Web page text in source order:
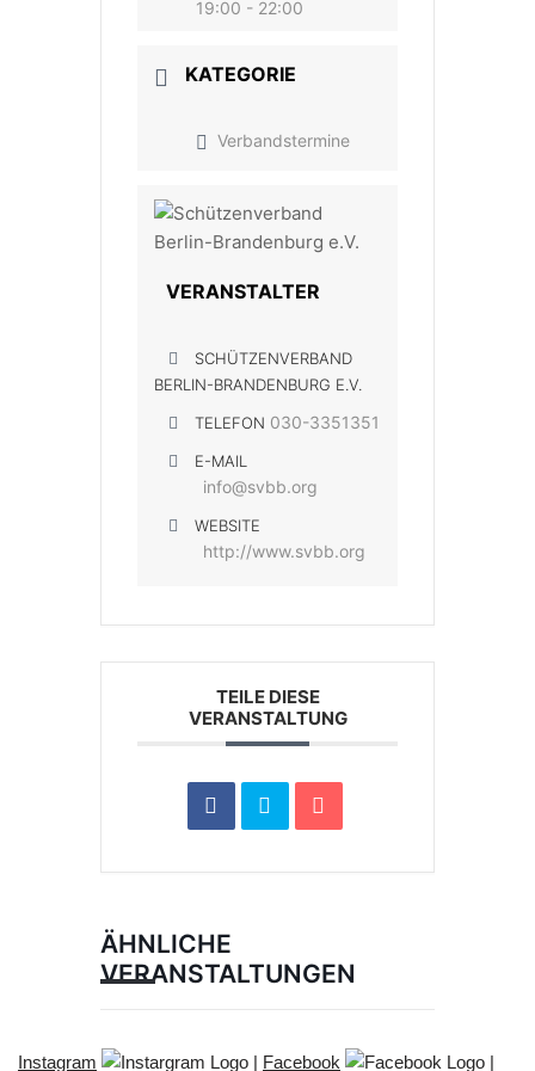
19:00 - 22:00
KATEGORIE
Verbandstermine
VERANSTALTER
SCHÜTZENVERBAND
BERLIN-BRANDENBURG E.V.
TELEFON 030-3351351
E-MAIL
info@svbb.org
WEBSITE
http://www.svbb.org
TEILE DIESE
VERANSTALTUNG
ÄHNLICHE
VERANSTALTUNGEN
Instagram | Facebook |